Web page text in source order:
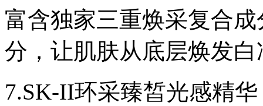
富含独家三重焕采复合
分，让肌肤从底层焕发
7.SK-II环采臻皙光感精华